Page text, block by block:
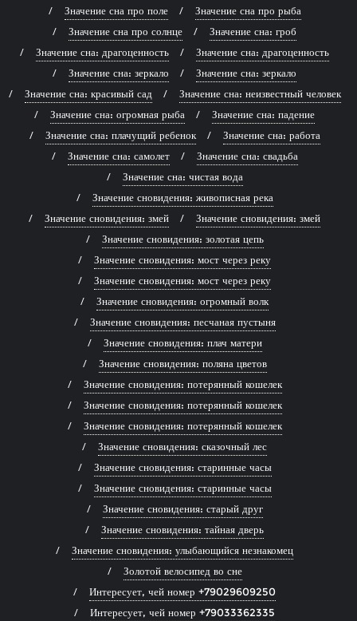
Значение сна про поле
Значение сна про рыба
Значение сна про солнце
Значение сна: гроб
Значение сна: драгоценность
Значение сна: драгоценность
Значение сна: зеркало
Значение сна: зеркало
Значение сна: красивый сад
Значение сна: неизвестный человек
Значение сна: огромная рыба
Значение сна: падение
Значение сна: плачущий ребенок
Значение сна: работа
Значение сна: самолет
Значение сна: свадьба
Значение сна: чистая вода
Значение сновидения: живописная река
Значение сновидения: змей
Значение сновидения: змей
Значение сновидения: золотая цепь
Значение сновидения: мост через реку
Значение сновидения: мост через реку
Значение сновидения: огромный волк
Значение сновидения: песчаная пустыня
Значение сновидения: плач матери
Значение сновидения: поляна цветов
Значение сновидения: потерянный кошелек
Значение сновидения: потерянный кошелек
Значение сновидения: потерянный кошелек
Значение сновидения: сказочный лес
Значение сновидения: старинные часы
Значение сновидения: старинные часы
Значение сновидения: старый друг
Значение сновидения: тайная дверь
Значение сновидения: улыбающийся незнакомец
Золотой велосипед во сне
Интересует, чей номер +79029609250
Интересует, чей номер +79033362335